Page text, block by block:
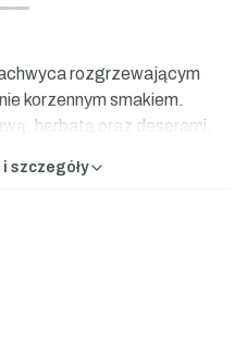
rozgrzewającym
korzennym smakiem.
herbatą oraz deserami,
i szczegóły